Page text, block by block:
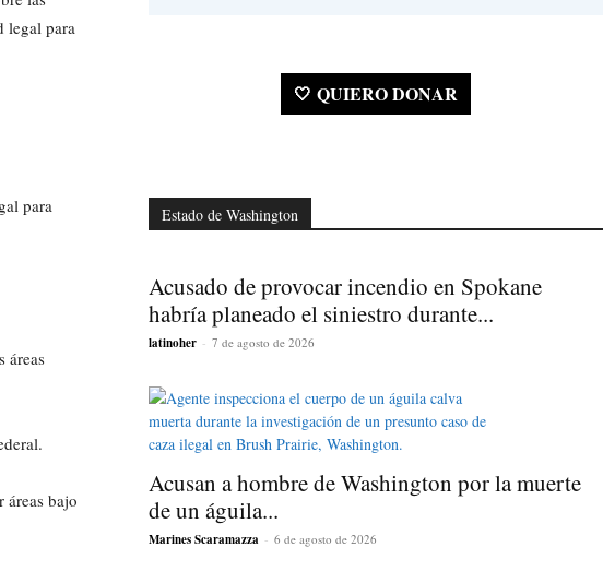
legal para
para
áreas
bajo
🤍 QUIERO DONAR
Estado de Washington
Acusado de provocar incendio en Spokane
habría planeado el siniestro durante...
latinoher - 7 de agosto de 2026
Acusan a hombre de Washington por la muerte
de un águila...
Marines Scaramazza - 6 de agosto de 2026